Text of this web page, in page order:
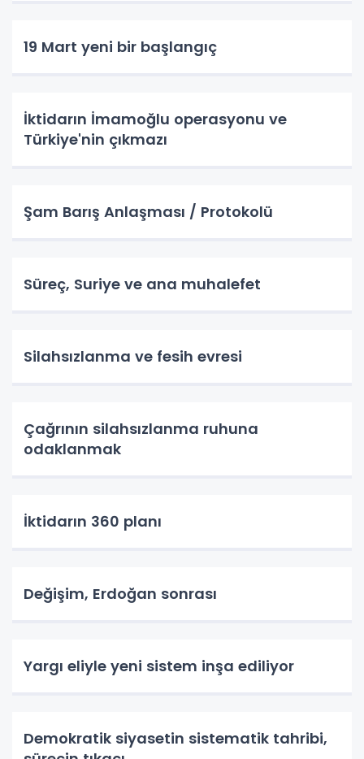
19 Mart yeni bir başlangıç
İktidarın İmamoğlu operasyonu ve
Türkiye'nin çıkmazı
Şam Barış Anlaşması / Protokolü
Süreç, Suriye ve ana muhalefet
Silahsızlanma ve fesih evresi
Çağrının silahsızlanma ruhuna
odaklanmak
İktidarın 360 planı
Değişim, Erdoğan sonrası
Yargı eliyle yeni sistem inşa ediliyor
Demokratik siyasetin sistematik tahribi,